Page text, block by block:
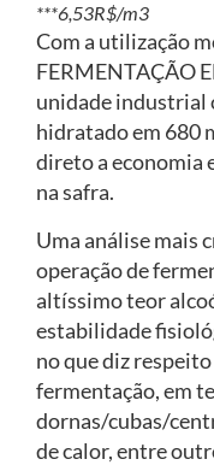
***6,53R$/m3
Com a utilização
FERMENTAÇÃO
unidade industrial
hidratado em 680
direto a economia
na safra.
Uma análise mais
operação de
altíssimo teor
estabilidade
no que diz
fermentação, em
dornas/cubas/
de calor, entre